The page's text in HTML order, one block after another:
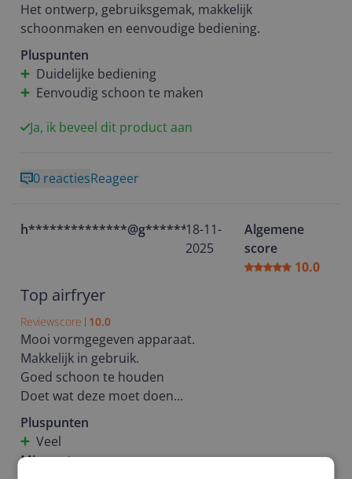
Het ontwerp, gebruiksgemak, makkelijk
schoonmaken en eenvoudige bediening.
Pluspunten
Duidelijke bediening
Eenvoudig schoon te maken
Ja, ik beveel dit product aan
0 reactiesReageer
h**************@g********18-11-
2025
Algemene
score
10.0
Top airfryer
Reviewscore 10.0
Mooi vormgegeven apparaat.
Makkelijk in gebruik.
Goed schoon te houden
Doet wat deze moet doen
Aanrader.
Pluspunten
Veel
Minpunten